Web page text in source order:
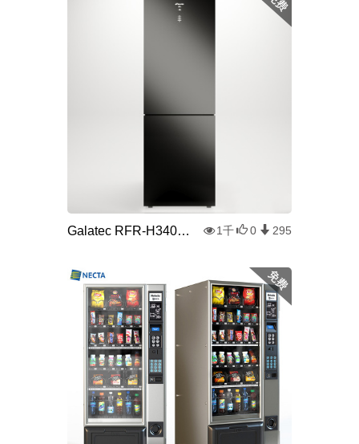
Galatec RFR-H3404冰箱 1千 0 295